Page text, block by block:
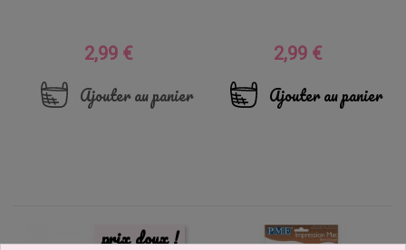
Prix
2,99 €
Ajouter au panier
Prix
2,99 €
Ajouter au panier
prix doux !